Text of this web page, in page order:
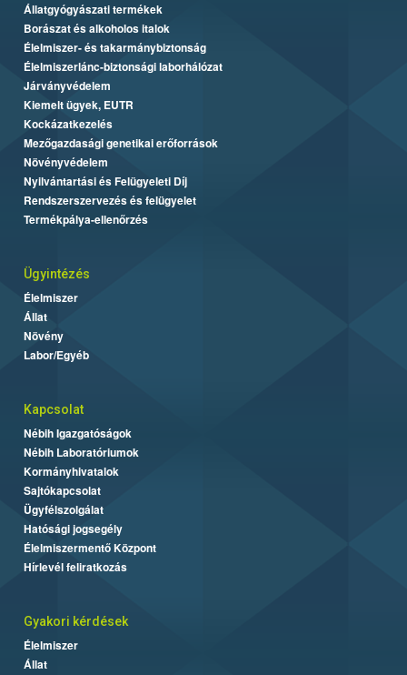
Állatgyógyászati termékek
Borászat és alkoholos italok
Élelmiszer- és takarmánybiztonság
Élelmiszerlánc-biztonsági laborhálózat
Járványvédelem
Kiemelt ügyek, EUTR
Kockázatkezelés
Mezőgazdasági genetikai erőforrások
Növényvédelem
Nyilvántartási és Felügyeleti Díj
Rendszerszervezés és felügyelet
Termékpálya-ellenőrzés
Ügyintézés
Élelmiszer
Állat
Növény
Labor/Egyéb
Kapcsolat
Nébih Igazgatóságok
Nébih Laboratóriumok
Kormányhivatalok
Sajtókapcsolat
Ügyfélszolgálat
Hatósági jogsegély
Élelmiszermentő Központ
Hírlevél feliratkozás
Gyakori kérdések
Élelmiszer
Állat